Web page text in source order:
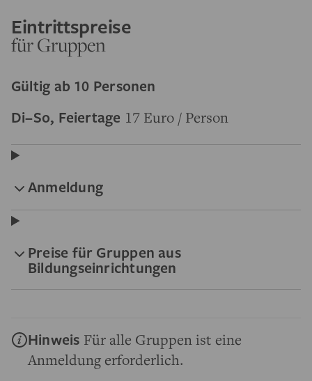
Eintrittspreise
für Gruppen
Gültig ab 10 Personen
Di–So, Feiertage 17 Euro / Person
Anmeldung
Preise für Gruppen aus
Bildungseinrichtungen
Hinweis Für alle Gruppen ist eine
Anmeldung erforderlich.